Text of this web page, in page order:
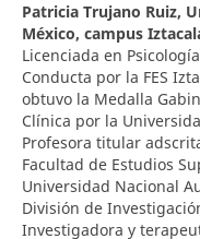
Patricia Trujano Ruiz,
México, campus
Licenciada en
Conducta por la FES
obtuvo la Medalla
Clínica por la
Profesora titular
Facultad de Estudios
Universidad Nacional
División de
Investigadora y